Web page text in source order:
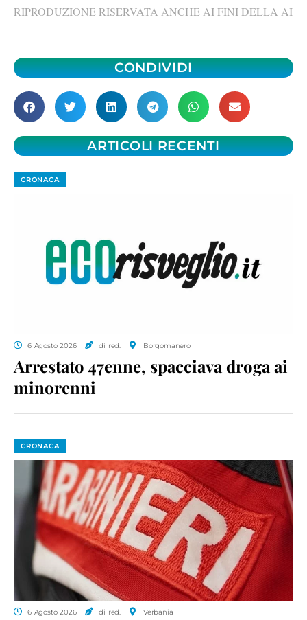
RIPRODUZIONE RISERVATA ANCHE AI FINI DELLA AI
CONDIVIDI
ARTICOLI RECENTI
CRONACA
6 Agosto 2026 di red. Borgomanero
Arrestato 47enne, spacciava droga ai
minorenni
CRONACA
6 Agosto 2026 di red. Verbania